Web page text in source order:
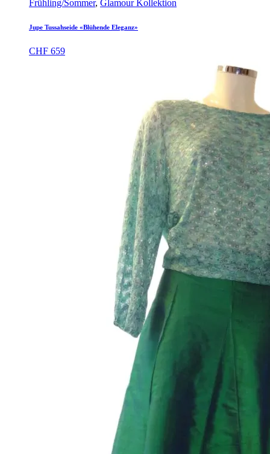
Frühling/Sommer, Glamour Kollektion
Jupe Tussahseide «Blühende Eleganz»
CHF 659